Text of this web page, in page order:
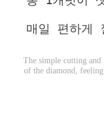
매일 편하게
The simple cutting
of the diamond,